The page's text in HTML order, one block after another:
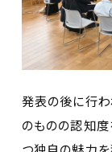
発表の後に行わ
のものの認知度